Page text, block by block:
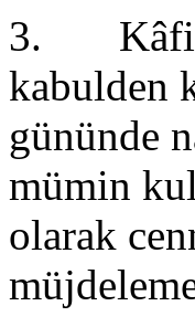
3.
kabulden
gününde
mümin
olarak